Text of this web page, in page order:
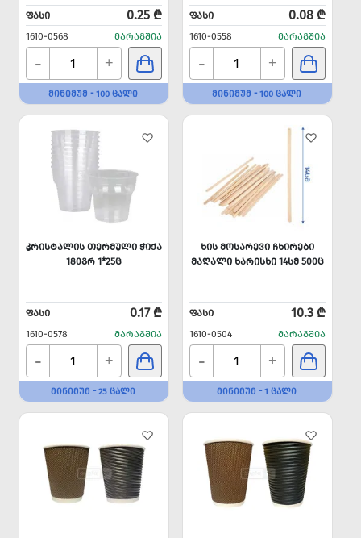
ᲤᲐᲡᲘ 0.25 ₾
1610-0568 ᲛᲐᲠᲐᲒᲨᲘᲐ
- +
ᲛᲘᲜᲘᲛᲣᲛ - 100 ᲪᲐᲚᲘ
ᲤᲐᲡᲘ 0.08 ₾
1610-0558 ᲛᲐᲠᲐᲒᲨᲘᲐ
- +
ᲛᲘᲜᲘᲛᲣᲛ - 100 ᲪᲐᲚᲘ
ᲙᲠᲘᲡᲢᲐᲚᲘᲡ ᲗᲔᲠᲛᲣᲚᲘ ᲭᲘᲥᲐ
180ᲒᲠ 1*25Ც
ᲤᲐᲡᲘ 0.17 ₾
1610-0578 ᲛᲐᲠᲐᲒᲨᲘᲐ
- +
ᲛᲘᲜᲘᲛᲣᲛ - 25 ᲪᲐᲚᲘ
ᲮᲘᲡ ᲛᲝᲡᲐᲠᲔᲕᲘ ᲩᲮᲘᲠᲔᲑᲘ
ᲛᲐᲦᲐᲚᲘ ᲮᲐᲠᲘᲡᲮᲘ 14ᲡᲛ 500Ც
ᲤᲐᲡᲘ 10.3 ₾
1610-0504 ᲛᲐᲠᲐᲒᲨᲘᲐ
- +
ᲛᲘᲜᲘᲛᲣᲛ - 1 ᲪᲐᲚᲘ